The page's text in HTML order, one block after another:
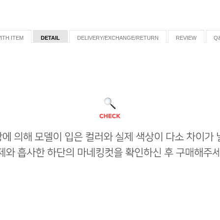
ITEM DETAIL DELIVERY/EXCHANGE/RETURN REVIEW